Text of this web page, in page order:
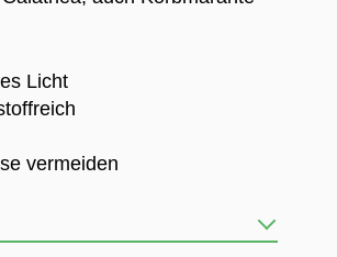
Licht
vermeiden